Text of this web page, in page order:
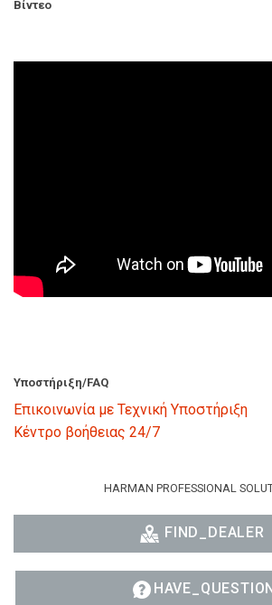
Βίντεο
Υποστήριξη/FAQ
Επικοινωνία με Τεχνική Υποστήριξη
Κέντρο βοήθειας 24/7
HARMAN PROFESSIONAL
FIND_DEALER